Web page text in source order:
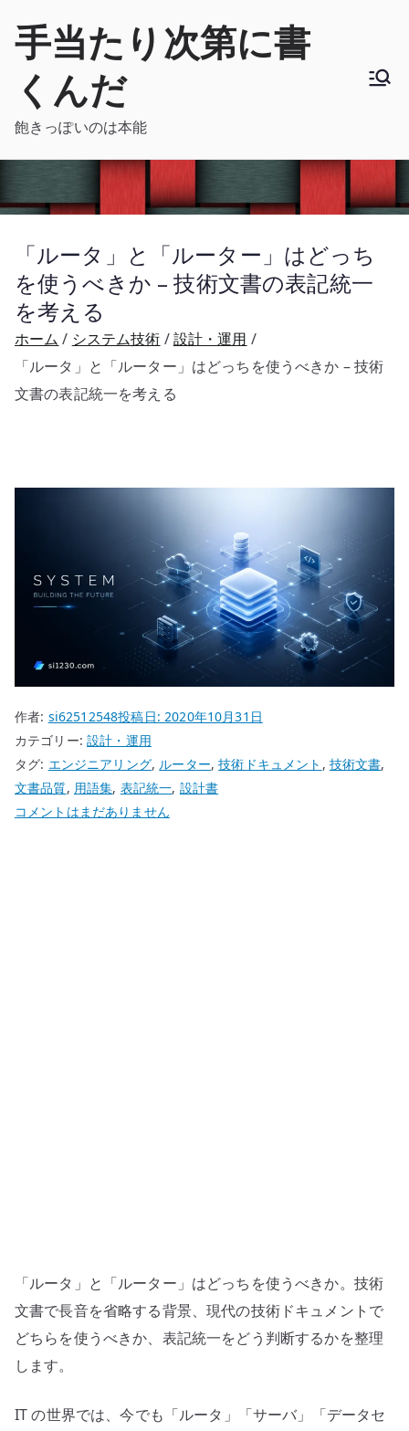
手当たり次第に書
くんだ
飽きっぽいのは本能
「ルータ」と「ルーター」はどっち
を使うべきか – 技術文書の表記統一
を考える
ホーム システム技術
設計・運用
「ルータ」と「ルーター」はどっちを使うべきか – 技術
文書の表記統一を考える
作者: si62512548投稿日:2020年10月31日
カテゴリー:設計・運用
タグ: エンジニアリング, ルーター,技術ドキュメント , 技術文書,
文書品質, 用語集, 表記統一, 設計書
「ル
術
文
書
の
コメントはまだありません
「ルータ」と「ルーター」はどっちを使うべきか。技術
文書で長音を省略する背景、現代の技術ドキュメントで
どちらを使うべきか、表記統一をどう判断するかを整理
します。
IT の世界では、今でも「ルータ」「サーバ」「データセ